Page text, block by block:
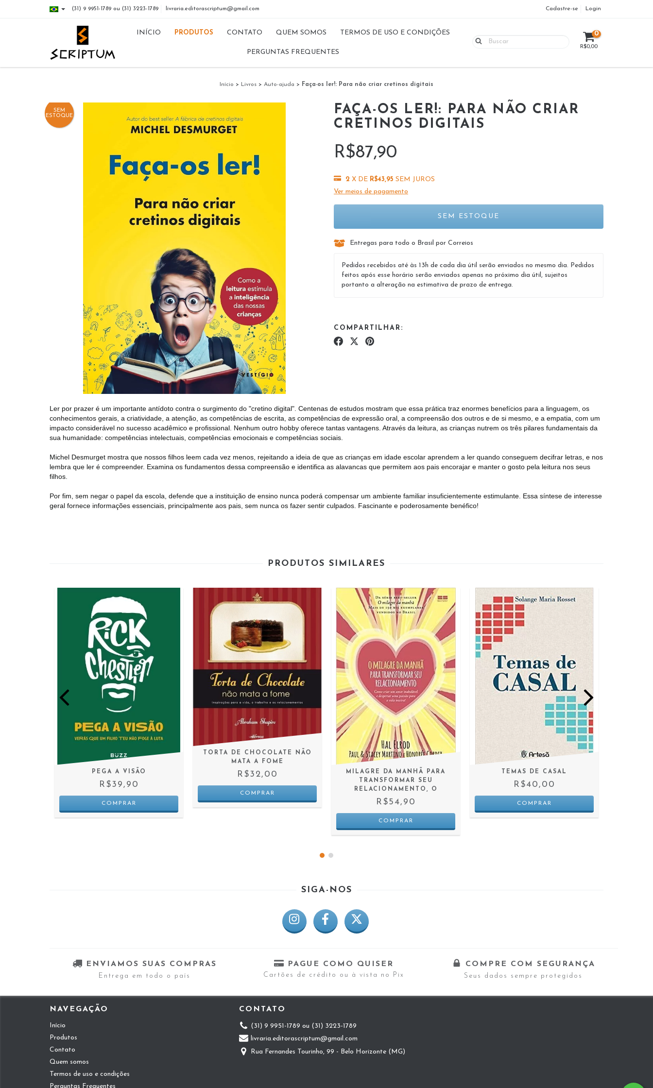
(31) 9 9951-1789 ou (31) 3223-1789 livraria.editorascriptum@gmail.com Cadastre-se Login
INÍCIO PRODUTOS CONTATO QUEM SOMOS TERMOS DE USO E CONDIÇÕES
PERGUNTAS FREQUENTES
0
R$0,00
Início > Livros > Auto-ajuda > Faça-os ler!: Para não criar cretinos digitais
SEM
ESTOQUE
FAÇA-OS LER!: PARA NÃO CRIAR
CRETINOS DIGITAIS
R$87,90
2 X DE R$43,95 SEM JUROS
Ver meios de pagamento
Entregas para todo o Brasil por Correios
Pedidos recebidos até às 13h de cada dia útil serão enviados no mesmo dia. Pedidos
feitos após esse horário serão enviados apenas no próximo dia útil, sujeitos
portanto a alteração na estimativa de prazo de entrega.
COMPARTILHAR:
Ler por prazer é um importante antídoto contra o surgimento do "cretino digital". Centenas de estudos mostram que essa prática traz enormes benefícios para a linguagem, os
conhecimentos gerais, a criatividade, a atenção, as competências de escrita, as competências de expressão oral, a compreensão dos outros e de si mesmo, e a empatia, com um
impacto considerável no sucesso acadêmico e profissional. Nenhum outro hobby oferece tantas vantagens. Através da leitura, as crianças nutrem os três pilares fundamentais da
sua humanidade: competências intelectuais, competências emocionais e competências sociais.
Michel Desmurget mostra que nossos filhos leem cada vez menos, rejeitando a ideia de que as crianças em idade escolar aprendem a ler quando conseguem decifrar letras, e nos
lembra que ler é compreender. Examina os fundamentos dessa compreensão e identifica as alavancas que permitem aos pais encorajar e manter o gosto pela leitura nos seus
filhos.
Por fim, sem negar o papel da escola, defende que a instituição de ensino nunca poderá compensar um ambiente familiar insuficientemente estimulante. Essa síntese de interesse
geral fornece informações essenciais, principalmente aos pais, sem nunca os fazer sentir culpados. Fascinante e poderosamente benéfico!
PRODUTOS SIMILARES
PEGA A VISÃO
R$39,90
TORTA DE CHOCOLATE NÃO
MATA A FOME
R$32,00
MILAGRE DA MANHÃ PARA
TRANSFORMAR SEU
RELACIONAMENTO, O
R$54,90
TEMAS DE CASAL
R$40,00
SIGA-NOS
ENVIAMOS SUAS COMPRAS
Entrega em todo o país
PAGUE COMO QUISER
Cartões de crédito ou à vista no Pix
COMPRE COM SEGURANÇA
Seus dados sempre protegidos
NAVEGAÇÃO
Início
Produtos
Contato
Quem somos
Termos de uso e condições
Perguntas Frequentes
CONTATO
(31) 9 9951-1789 ou (31) 3223-1789
livraria.editorascriptum@gmail.com
Rua Fernandes Tourinho, 99 - Belo Horizonte (MG)